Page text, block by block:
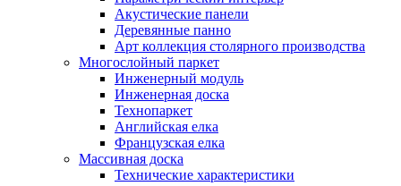
Акустические панели
Деревянные панно
Арт коллекция столярного производства
Многослойный паркет
Инженерный модуль
Инженерная доска
Технопаркет
Английская елка
Французская елка
Массивная доска
Технические характеристики